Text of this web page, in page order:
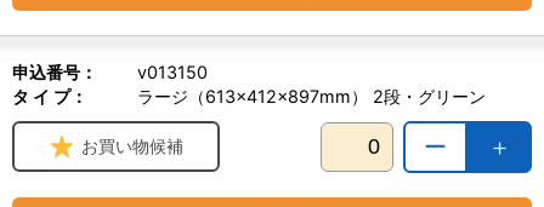
申込番号：
v013150
タ イ プ：
ラージ（613×412×897mm） 2段・グリーン
＋
ー
お買い物候補